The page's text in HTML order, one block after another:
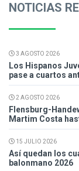
NOTICIAS
3 AGOSTO 2026
Los Hispanos
pase a cuartos
2 AGOSTO 2026
Flensburg-
Martim Costa
15 JULIO 2026
Así quedan los
balonmano 2026